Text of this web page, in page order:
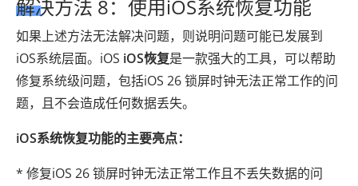
解决方法 8：使用iOS系统恢复功能
如果上述方法无法解决问题，则说明问题可能已发展到
iOS系统层面。iOS iOS恢复是一款强大的工具，可以帮助
修复系统级问题，包括iOS 26 锁屏时钟无法正常工作的问
题，且不会造成任何数据丢失。
iOS系统恢复功能的主要亮点：
* 修复iOS 26 锁屏时钟无法正常工作且不丢失数据的问